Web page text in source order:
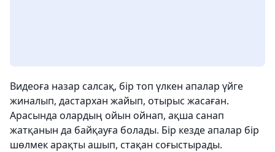
Видеоға назар салсақ, бір топ үлкен апалар үйге
жиналып, дастархан жайып, отырыс жасаған.
Арасында олардың ойын ойнап, ақша санап
жатқанын да байқауға болады. Бір кезде апалар бір
шөлмек арақты ашып, стақан соғыстырады.